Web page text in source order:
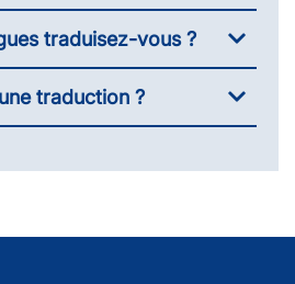
traduisez-vous ?
traduction ?